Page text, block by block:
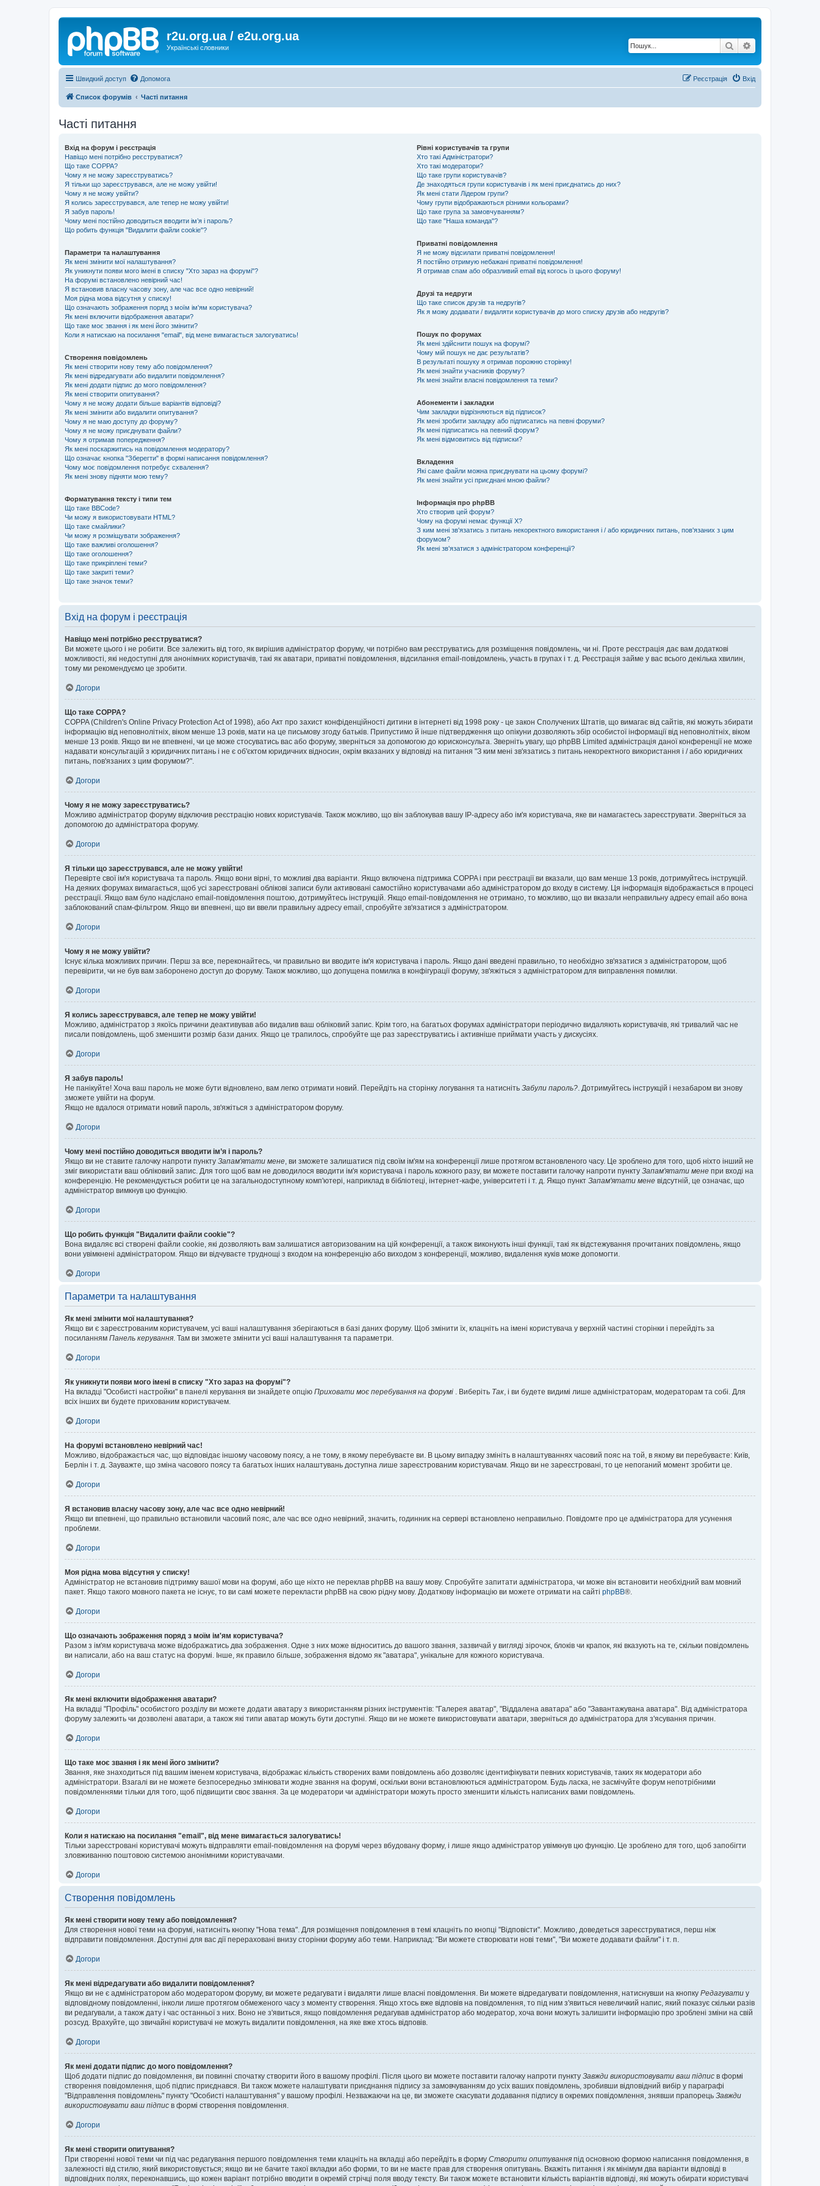
r2u.org.ua / e2u.org.ua
Українські словники Пошук
Швидкий доступ Допомога Вхід
Реєстрація
Список форумів Часті питання
Часті питання
Вхід на форум і реєстрація
Навіщо мені потрібно реєструватися?
Що таке COPPA?
Чому я не можу зареєструватись?
Я тільки що зареєструвався, але не можу увійти!
Чому я не можу увійти?
Я колись зареєструвався, але тепер не можу увійти!
Я забув пароль!
Чому мені постійно доводиться вводити ім’я і пароль?
Що робить функція "Видалити файли cookie"?
Параметри та налаштування
Як мені змінити мої налаштування?
Як уникнути появи мого імені в списку "Хто зараз на форумі"?
На форумі встановлено невірний час!
Я встановив власну часову зону, але час все одно невірний!
Моя рідна мова відсутня у списку!
Що означають зображення поряд з моїм ім'ям користувача?
Як мені включити відображення аватари?
Що таке моє звання і як мені його змінити?
Коли я натискаю на посилання "email", від мене вимагається залогуватись!
Створення повідомлень
Як мені створити нову тему або повідомлення?
Як мені відредагувати або видалити повідомлення?
Як мені додати підпис до мого повідомлення?
Як мені створити опитування?
Чому я не можу додати більше варіантів відповіді?
Як мені змінити або видалити опитування?
Чому я не маю доступу до форуму?
Чому я не можу приєднувати файли?
Чому я отримав попередження?
Як мені поскаржитись на повідомлення модератору?
Що означає кнопка "Зберегти" в формі написання повідомлення?
Чому моє повідомлення потребує схвалення?
Як мені знову підняти мою тему?
Форматування тексту і типи тем
Що таке BBCode?
Чи можу я використовувати HTML?
Що таке смайлики?
Чи можу я розміщувати зображення?
Що таке важливі оголошення?
Що таке оголошення?
Що таке прикріплені теми?
Що таке закриті теми?
Що таке значок теми?
Рівні користувачів та групи
Хто такі Адміністратори?
Хто такі модератори?
Що таке групи користувачів?
Де знаходяться групи користувачів і як мені приєднатись до них?
Як мені стати Лідером групи?
Чому групи відображаються різними кольорами?
Що таке група за замовчуванням?
Що таке "Наша команда"?
Приватні повідомлення
Я не можу відсилати приватні повідомлення!
Я постійно отримую небажані приватні повідомлення!
Я отримав спам або образливий email від когось із цього форуму!
Друзі та недруги
Що таке список друзів та недругів?
Як я можу додавати / видаляти користувачів до мого списку друзів або недругів?
Пошук по форумах
Як мені здійснити пошук на форумі?
Чому мій пошук не дає результатів?
В результаті пошуку я отримав порожню сторінку!
Як мені знайти учасників форуму?
Як мені знайти власні повідомлення та теми?
Абонементи і закладки
Чим закладки відрізняються від підписок?
Як мені зробити закладку або підписатись на певні форуми?
Як мені підписатись на певний форум?
Як мені відмовитись від підписки?
Вкладення
Які саме файли можна приєднувати на цьому форумі?
Як мені знайти усі приєднані мною файли?
Інформація про phpBB
Хто створив цей форум?
Чому на форумі немає функції X?
З ким мені зв'язатись з питань некоректного використання і / або юридичних питань, пов'язаних з цим
форумом?
Як мені зв'язатися з адміністратором конференції?
Вхід на форум і реєстрація
Навіщо мені потрібно реєструватися?
Ви можете цього і не робити. Все залежить від того, як вирішив адміністратор форуму, чи потрібно вам реєструватись для розміщення повідомлень, чи ні. Проте реєстрація дає вам додаткові
можливості, які недоступні для анонімних користувачів, такі як аватари, приватні повідомлення, відсилання email-повідомлень, участь в групах і т. д. Реєстрація займе у вас всього декілька хвилин,
тому ми рекомендуємо це зробити.
Догори
Що таке COPPA?
COPPA (Children's Online Privacy Protection Act of 1998), або Акт про захист конфіденційності дитини в інтернеті від 1998 року - це закон Сполучених Штатів, що вимагає від сайтів, які можуть збирати
інформацію від неповнолітніх, віком менше 13 років, мати на це письмову згоду батьків. Припустимо й інше підтвердження що опікуни дозволяють збір особистої інформації від неповнолітніх, віком
менше 13 років. Якщо ви не впевнені, чи це може стосуватись вас або форуму, зверніться за допомогою до юрисконсульта. Зверніть увагу, що phpBB Limited адміністрація даної конференції не може
надавати консультацій з юридичних питань і не є об'єктом юридичних відносин, окрім вказаних у відповіді на питання "З ким мені зв'язатись з питань некоректного використання і / або юридичних
питань, пов'язаних з цим форумом?".
Догори
Чому я не можу зареєструватись?
Можливо адміністратор форуму відключив реєстрацію нових користувачів. Також можливо, що він заблокував вашу IP-адресу або ім'я користувача, яке ви намагаєтесь зареєструвати. Зверніться за
допомогою до адміністратора форуму.
Догори
Я тільки що зареєструвався, але не можу увійти!
Перевірте свої ім'я користувача та пароль. Якщо вони вірні, то можливі два варіанти. Якщо включена підтримка COPPA і при реєстрації ви вказали, що вам менше 13 років, дотримуйтесь інструкцій.
На деяких форумах вимагається, щоб усі зареєстровані облікові записи були активовані самостійно користувачами або адміністратором до входу в систему. Ця інформація відображається в процесі
реєстрації. Якщо вам було надіслано email-повідомлення поштою, дотримуйтесь інструкцій. Якщо email-повідомлення не отримано, то можливо, що ви вказали неправильну адресу email або вона
заблокований спам-фільтром. Якщо ви впевнені, що ви ввели правильну адресу email, спробуйте зв'язатися з адміністратором.
Догори
Чому я не можу увійти?
Існує кілька можливих причин. Перш за все, переконайтесь, чи правильно ви вводите ім'я користувача і пароль. Якщо дані введені правильно, то необхідно зв'язатися з адміністратором, щоб
перевірити, чи не був вам заборонено доступ до форуму. Також можливо, що допущена помилка в конфігурації форуму, зв'яжіться з адміністратором для виправлення помилки.
Догори
Я колись зареєструвався, але тепер не можу увійти!
Можливо, адміністратор з якоїсь причини деактивував або видалив ваш обліковий запис. Крім того, на багатьох форумах адміністратори періодично видаляють користувачів, які тривалий час не
писали повідомлень, щоб зменшити розмір бази даних. Якщо це трапилось, спробуйте ще раз зареєструватись і активніше приймати участь у дискусіях.
Догори
Я забув пароль!
Не панікуйте! Хоча ваш пароль не може бути відновлено, вам легко отримати новий. Перейдіть на сторінку логування та натисніть Забули пароль? . Дотримуйтесь інструкцій і незабаром ви знову
зможете увійти на форум.
Якщо не вдалося отримати новий пароль, зв'яжіться з адміністратором форуму.
Догори
Чому мені постійно доводиться вводити ім’я і пароль?
Якщо ви не ставите галочку напроти пункту Запам'ятати мене , ви зможете залишатися під своїм ім'ям на конференції лише протягом встановленого часу. Це зроблено для того, щоб ніхто інший не
зміг використати ваш обліковий запис. Для того щоб вам не доводилося вводити ім'я користувача і пароль кожного разу, ви можете поставити галочку напроти пункту Запам'ятати мене при вході на
конференцію. Не рекомендується робити це на загальнодоступному комп'ютері, наприклад в бібліотеці, інтернет-кафе, університеті і т. д. Якщо пункт Запам'ятати мене відсутній, це означає, що
адміністратор вимкнув цю функцію.
Догори
Що робить функція "Видалити файли cookie"?
Вона видаляє всі створені файли cookie, які дозволяють вам залишатися авторизованим на цій конференції, а також виконують інші функції, такі як відстежування прочитаних повідомлень, якщо
вони увімкнені адміністратором. Якщо ви відчуваєте труднощі з входом на конференцію або виходом з конференції, можливо, видалення куків може допомогти.
Догори
Параметри та налаштування
Як мені змінити мої налаштування?
Якщо ви є зареєстрованим користувачем, усі ваші налаштування зберігаються в базі даних форуму. Щоб змінити їх, клацніть на імені користувача у верхній частині сторінки і перейдіть за
посиланням Панель керування . Там ви зможете змінити усі ваші налаштування та параметри.
Догори
Як уникнути появи мого імені в списку "Хто зараз на форумі"?
На вкладці "Особисті настройки" в панелі керування ви знайдете опцію Приховати моє перебування на форумі . Виберіть Так , і ви будете видимі лише адміністраторам, модераторам та собі. Для
всіх інших ви будете прихованим користувачем.
Догори
На форумі встановлено невірний час!
Можливо, відображається час, що відповідає іншому часовому поясу, а не тому, в якому перебуваєте ви. В цьому випадку змініть в налаштуваннях часовий пояс на той, в якому ви перебуваєте: Київ,
Берлін і т. д. Зауважте, що зміна часового поясу та багатьох інших налаштувань доступна лише зареєстрованим користувачам. Якщо ви не зареєстровані, то це непоганий момент зробити це.
Догори
Я встановив власну часову зону, але час все одно невірний!
Якщо ви впевнені, що правильно встановили часовий пояс, але час все одно невірний, значить, годинник на сервері встановлено неправильно. Повідомте про це адміністратора для усунення
проблеми.
Догори
Моя рідна мова відсутня у списку!
Адміністратор не встановив підтримку вашої мови на форумі, або ще ніхто не переклав phpBB на вашу мову. Спробуйте запитати адміністратора, чи може він встановити необхідний вам мовний
пакет. Якщо такого мовного пакета не існує, то ви самі можете перекласти phpBB на свою рідну мову. Додаткову інформацію ви можете отримати на сайті phpBB®.
Догори
Що означають зображення поряд з моїм ім'ям користувача?
Разом з ім'ям користувача може відображатись два зображення. Одне з них може відноситись до вашого звання, зазвичай у вигляді зірочок, блоків чи крапок, які вказують на те, скільки повідомлень
ви написали, або на ваш статус на форумі. Інше, як правило більше, зображення відомо як "аватара", унікальне для кожного користувача.
Догори
Як мені включити відображення аватари?
На вкладці "Профіль" особистого розділу ви можете додати аватару з використанням різних інструментів: "Галерея аватар", "Віддалена аватара" або "Завантажувана аватара". Від адміністратора
форуму залежить чи дозволені аватари, а також які типи аватар можуть бути доступні. Якщо ви не можете використовувати аватари, зверніться до адміністратора для з'ясування причин.
Догори
Що таке моє звання і як мені його змінити?
Звання, яке знаходиться під вашим іменем користувача, відображає кількість створених вами повідомлень або дозволяє ідентифікувати певних користувачів, таких як модератори або
адміністратори. Взагалі ви не можете безпосередньо змінювати жодне звання на форумі, оскільки вони встановлюються адміністратором. Будь ласка, не засмічуйте форум непотрібними
повідомленнями тільки для того, щоб підвищити своє звання. За це модератори чи адміністратори можуть просто зменшити кількість написаних вами повідомлень.
Догори
Коли я натискаю на посилання "email", від мене вимагається залогуватись!
Тільки зареєстровані користувачі можуть відправляти email-повідомлення на форумі через вбудовану форму, і лише якщо адміністратор увімкнув цю функцію. Це зроблено для того, щоб запобігти
зловживанню поштовою системою анонімними користувачами.
Догори
Створення повідомлень
Як мені створити нову тему або повідомлення?
Для створення нової теми на форумі, натисніть кнопку "Нова тема". Для розміщення повідомлення в темі клацніть по кнопці "Відповісти". Можливо, доведеться зареєструватися, перш ніж
відправити повідомлення. Доступні для вас дії перераховані внизу сторінки форуму або теми. Наприклад: "Ви можете створювати нові теми", "Ви можете додавати файли" і т. п.
Догори
Як мені відредагувати або видалити повідомлення?
Якщо ви не є адміністратором або модератором форуму, ви можете редагувати і видаляти лише власні повідомлення. Ви можете відредагувати повідомлення, натиснувши на кнопку Редагувати у
відповідному повідомленні, інколи лише протягом обмеженого часу з моменту створення. Якщо хтось вже відповів на повідомлення, то під ним з'явиться невеличкий напис, який показує скільки разів
ви редагували, а також дату і час останньої з них. Воно не з'явиться, якщо повідомлення редагував адміністратор або модератор, хоча вони можуть залишити інформацію про зроблені зміни на свій
розсуд. Врахуйте, що звичайні користувачі не можуть видалити повідомлення, на яке вже хтось відповів.
Догори
Як мені додати підпис до мого повідомлення?
Щоб додати підпис до повідомлення, ви повинні спочатку створити його в вашому профілі. Після цього ви можете поставити галочку напроти пункту Завжди використовувати ваш підпис в формі
створення повідомлення, щоб підпис приєднався. Ви також можете налаштувати приєднання підпису за замовчуванням до усіх ваших повідомлень, зробивши відповідний вибір у параграфі
"Відправлення повідомлень" пункту "Особисті налаштування" у вашому профілі. Незважаючи на це, ви зможете скасувати додавання підпису в окремих повідомлення, знявши прапорець Завжди
використовувати ваш підпис в формі створення повідомлення.
Догори
Як мені створити опитування?
При створенні нової теми чи під час редагування першого повідомлення теми клацніть на вкладці або перейдіть в форму Створити опитування під основною формою написання повідомлення, в
залежності від стилю, який використовується; якщо ви не бачите такої вкладки або форми, то ви не маєте прав для створення опитувань. Вкажіть питання і як мінімум два варіанти відповіді в
відповідних полях, переконавшись, що кожен варіант потрібно вводити в окремій стрічці поля вводу тексту. Ви також можете встановити кількість варіантів відповіді, які можуть обирати користувачі